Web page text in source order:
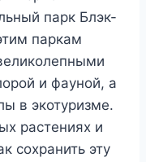
парк Блэк-
паркам
и фауной, а
в экотуризме.
растениях и
сохранить эту